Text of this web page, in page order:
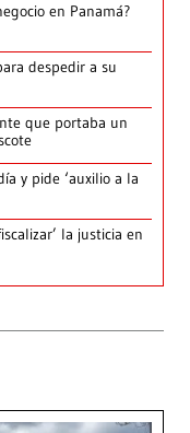
en Panamá?
despedir a su
que portaba un
y pide ‘auxilio a la
la justicia en